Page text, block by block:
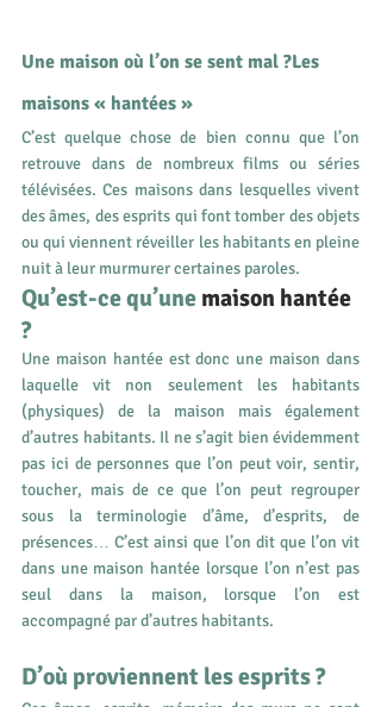
Une maison où l’on se sent mal ?Les
maisons « hantées »
C’est quelque chose de bien connu que l’on
retrouve dans de nombreux films ou séries
télévisées. Ces maisons dans lesquelles vivent
des âmes, des esprits qui font tomber des objets
ou qui viennent réveiller les habitants en pleine
nuit à leur murmurer certaines paroles.
Qu’est-ce qu’une maison hantée
?
Une maison hantée est donc une maison dans
laquelle vit non seulement les habitants
(physiques) de la maison mais également
d’autres habitants. Il ne s’agit bien évidemment
pas ici de personnes que l’on peut voir, sentir,
toucher, mais de ce que l’on peut regrouper
sous la terminologie d’âme, d’esprits, de
présences… C’est ainsi que l’on dit que l’on vit
dans une maison hantée lorsque l’on n’est pas
seul dans la maison, lorsque l’on est
accompagné par d’autres habitants.
D’où proviennent les esprits ?